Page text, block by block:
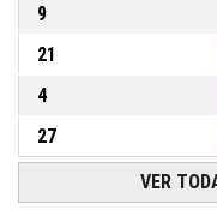
9
21
4
27
VER